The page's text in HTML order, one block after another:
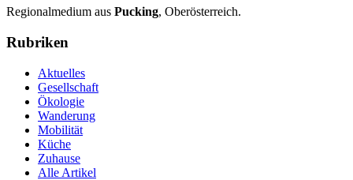
Regionalmedium aus Pucking, Oberösterreich.
Rubriken
Aktuelles
Gesellschaft
Ökologie
Wanderung
Mobilität
Küche
Zuhause
Alle Artikel